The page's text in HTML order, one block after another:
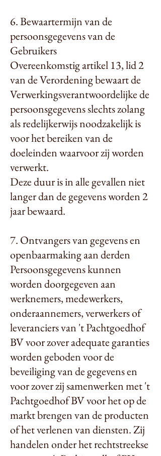
6. Bewaartermijn van de
persoonsgegevens van de
Gebruikers
Overeenkomstig artikel 13, lid 2
van de Verordening bewaart de
Verwerkingsverantwoordelijke de
persoonsgegevens slechts zolang
als redelijkerwijs noodzakelijk is
voor het bereiken van de
doeleinden waarvoor zij worden
verwerkt.
Deze duur is in alle gevallen niet
langer dan de gegevens worden 2
jaar bewaard.
7. Ontvangers van gegevens en
openbaarmaking aan derden
Persoonsgegevens kunnen
worden doorgegeven aan
werknemers, medewerkers,
onderaannemers, verwerkers of
leveranciers van 't Pachtgoedhof
BV voor zover adequate garanties
worden geboden voor de
beveiliging van de gegevens en
voor zover zij samenwerken met 't
Pachtgoedhof BV voor het op de
markt brengen van de producten
of het verlenen van diensten. Zij
handelen onder het rechtstreekse